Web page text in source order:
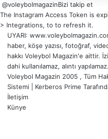
@voleybolmagazinBizi takip et
The Instagram Access Token is
> Integrations, to to refresh it.
UYARI:
haber, köşe yazısı, fotoğraf,
hakkı Voleybol Magazin'e aittir.
dahi kullanılamaz, alıntı yapılamaz.
Voleybol Magazin 2005 , Tüm
Sistemi
Kerberos Prime
İletişim
Künye